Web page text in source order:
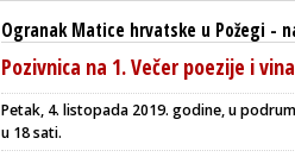
Ogranak Matice hrvatske u Požegi -
Pozivnica na 1. Večer poezije i
Petak, 4. listopada 2019. godine, u
u 18 sati.